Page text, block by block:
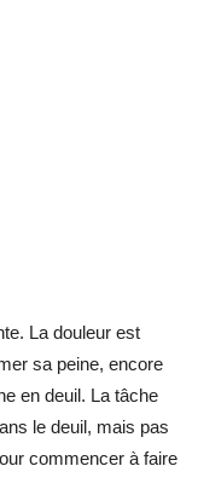
La douleur est
sa peine, encore
en deuil. La tâche
le deuil, mais pas
commencer à faire